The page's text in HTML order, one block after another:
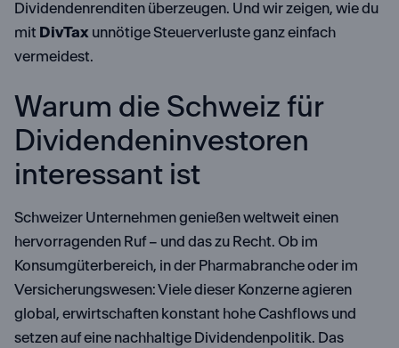
Dividendenrenditen überzeugen. Und wir zeigen, wie du
mit DivTax unnötige Steuerverluste ganz einfach
vermeidest.
Warum die Schweiz für
Dividendeninvestoren
interessant ist
Schweizer Unternehmen genießen weltweit einen
hervorragenden Ruf – und das zu Recht. Ob im
Konsumgüterbereich, in der Pharmabranche oder im
Versicherungswesen: Viele dieser Konzerne agieren
global, erwirtschaften konstant hohe Cashflows und
setzen auf eine nachhaltige Dividendenpolitik. Das